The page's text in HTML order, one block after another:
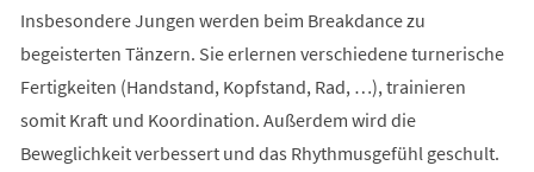
Insbesondere Jungen werden beim Breakdance zu
begeisterten Tänzern. Sie erlernen verschiedene turnerische
Fertigkeiten (Handstand, Kopfstand, Rad, …), trainieren
somit Kraft und Koordination. Außerdem wird die
Beweglichkeit verbessert und das Rhythmusgefühl geschult.